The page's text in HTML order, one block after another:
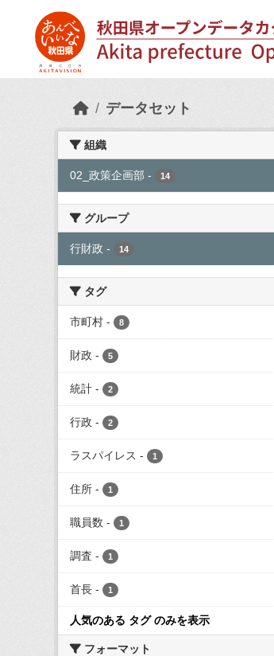
データセット
組織
02_政策企画部 - 14
グループ
行財政 - 14
タグ
市町村 - 8
財政 - 5
統計 - 2
行政 - 2
ラスパイレス - 1
住所 - 1
職員数 - 1
調査 - 1
首長 - 1
人気のある タグ のみを表示
フォーマット